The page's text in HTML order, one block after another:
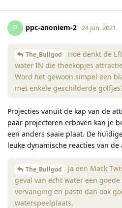
P ppc-anoniem-2 24 jun. 2021
The_Bullgod
Hoe denkt de
water IN die theekopjes
Word het gewoon simpel een
met enkele geschilderde
Projecties vanuit de kap van de
paar projectoren erboven kan je
een anders saaie plaat. De
leuke dynamische reacties van
The_Bullgod
Ja een Mack
geval van echt water een
vervanging en paste dan ook
waterspeelplaats.